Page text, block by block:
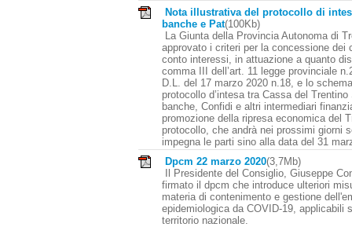
Nota illustrativa del protocollo di
banche e Pat(100Kb)
La Giunta della Provincia Autonoma di
approvato i criteri per la concessione dei
conto interessi, in attuazione a quanto
comma III dell’art. 11 legge provinciale
D.L. del 17 marzo 2020 n.18, e lo
protocollo d’intesa tra Cassa del Trentino
banche, Confidi e altri intermediari
promozione della ripresa economica del
protocollo, che andrà nei prossimi giorni
impegna le parti sino alla data del 31
Dpcm 22 marzo 2020(3,7Mb)
Il Presidente del Consiglio, Giuseppe
firmato il dpcm che introduce ulteriori
materia di contenimento e gestione
epidemiologica da COVID-19, applicabili
territorio nazionale.